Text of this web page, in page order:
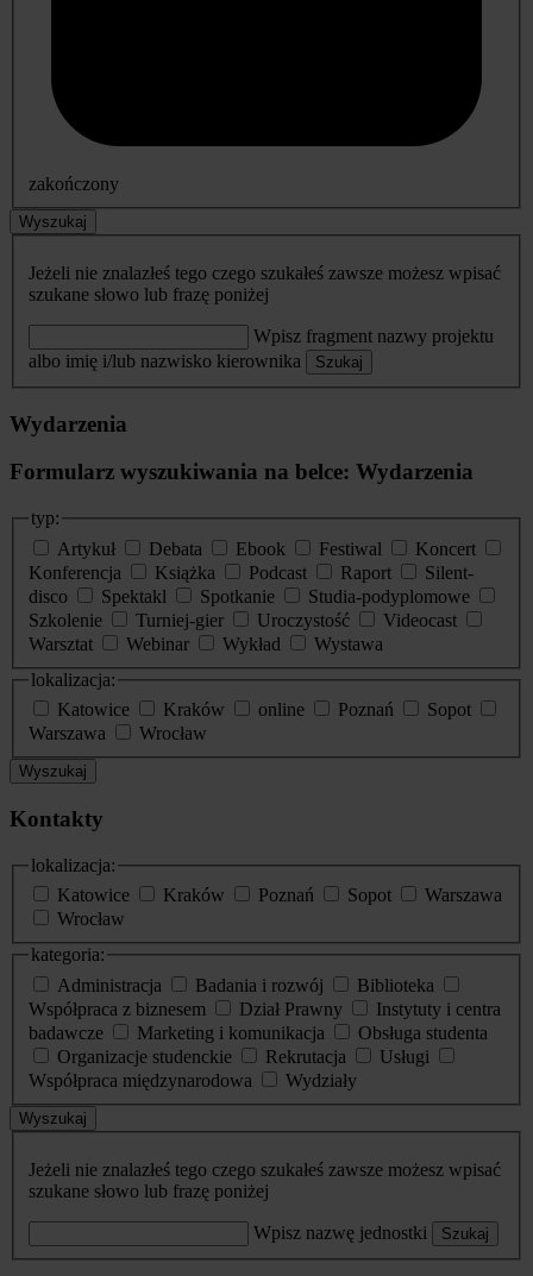
zakończony
Wyszukaj
Jeżeli nie znalazłeś tego czego szukałeś zawsze możesz wpisać
szukane słowo lub frazę poniżej
Wpisz fragment nazwy projektu
albo imię i/lub nazwisko kierownika
Szukaj
Wydarzenia
Formularz wyszukiwania na belce: Wydarzenia
typ:
Artykuł
Debata Ebook Festiwal
Koncert
Konferencja
Książka Podcast Raport
Silent-
disco
Spektakl Spotkanie
Studia-podyplomowe
Szkolenie
Turniej-gier Uroczystość
Videocast
Warsztat
Webinar Wykład
Wystawa
lokalizacja:
Katowice
Kraków online Poznań
Sopot
Warszawa
Wrocław
Wyszukaj
Kontakty
lokalizacja:
Katowice
Kraków Poznań Sopot
Warszawa
Wrocław
kategoria:
Administracja
Badania i rozwój
Biblioteka
Współpraca z biznesem
Dział Prawny
Instytuty i centra
badawcze
Marketing i komunikacja
Obsługa studenta
Organizacje studenckie
Rekrutacja
Usługi
Współpraca międzynarodowa
Wydziały
Wyszukaj
Jeżeli nie znalazłeś tego czego szukałeś zawsze możesz wpisać
szukane słowo lub frazę poniżej
Wpisz nazwę jednostki Szukaj